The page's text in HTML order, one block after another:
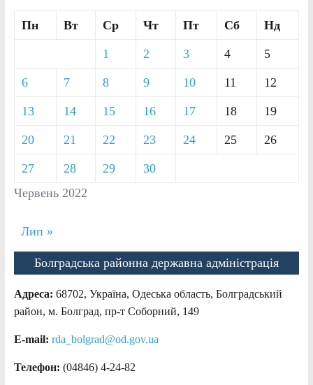
Червень 2022
Пн Вт Ср Чт Пт Сб Нд
1 2 3 4 5
6 7 8 9 10 11 12
13 14 15 16 17 18 19
20 21 22 23 24 25 26
27 28 29 30
Лип »
Болградська районна державна адміністрація
Адреса: 68702, Україна, Одеська область, Болградський
район, м. Болград, пр-т Соборний, 149
E-mail: rda_bolgrad@od.gov.ua
Телефон: (04846) 4-24-82